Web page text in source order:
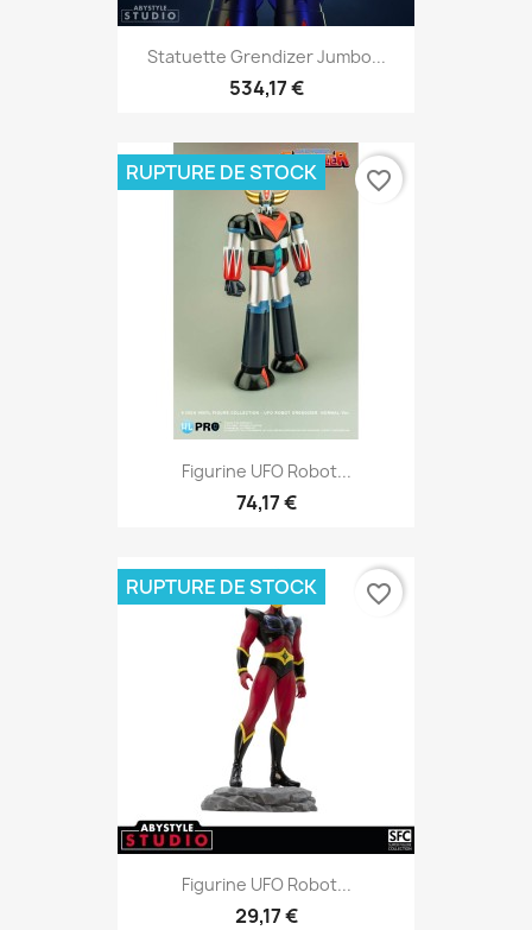
Statuette Grendizer Jumbo...
534,17 €
Figurine UFO Robot...
74,17 €
RUPTURE DE STOCK favorite_border
Figurine UFO Robot...
29,17 €
RUPTURE DE STOCK favorite_border